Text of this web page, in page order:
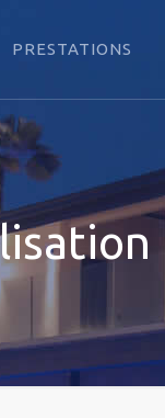
PRESTATIONS